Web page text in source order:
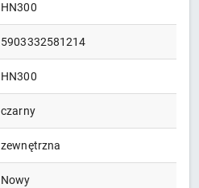
HN300
5903332581214
HN300
czarny
zewnętrzna
Nowy